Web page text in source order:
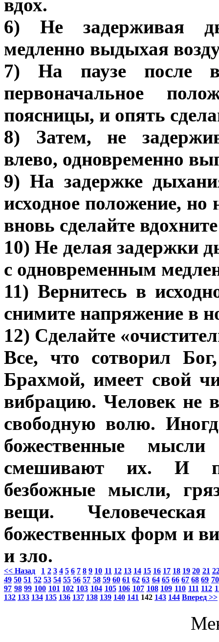
вдох.
6) Не задерживая
медленно выдыхая
7) На паузе после
первоначальное
поясницы, и опять
8) Затем, не
влево, одновременно
9) На задержке
исходное положение,
вновь сделайте
10) Не делая задержки
с одновременным
11) Вернитесь в
снимите напряжение в
12) Сделайте
Все, что сотворил
Брахмой, имеет свой
вибрацию. Человек не
свободную волю.
божественные
смешивают их. И
безбожные мысли,
вещи.
божественных форм и
и зло.
<< Назад 1 2 3 4 5 6 7 8 9 10 11 12 13 14 15 16 17 18 19 20 21
49 50 51 52 53 54 55 56 57 58 59 60 61 62 63 64 65 66 67 68 69 70
97 98 99 100 101 102 103 104 105 106 107 108 109 110 111 112
132 133 134 135 136 137 138 139 140 141 142 143 144 Вперед >>